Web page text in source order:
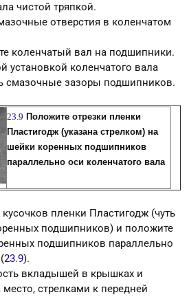
чистой тряпкой.
отверстия в коленчатом
коленчатый вал на подшипники.
установкой коленчатого вала
смазочные зазоры подшипников.
23.9 Положите отрезки пленки
Пластигодж (указана стрелком) на
шейки коренных подшипников
параллельно оси коленчатого вала
пленки Пластигодж (чуть
подшипников) и положите
подшипников параллельно
23.9).
вкладышей в крышках и
стрелками к передней